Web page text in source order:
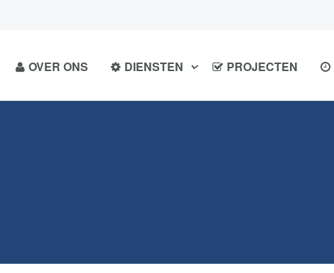
OVER ONS DIENSTEN PROJECTEN